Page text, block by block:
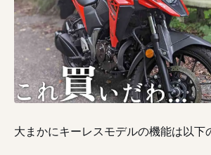
大まかにキーレスモデルの機能は以下